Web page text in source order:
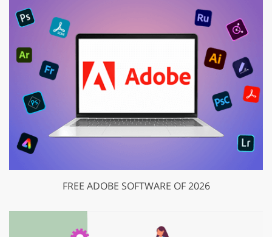
FREE ADOBE SOFTWARE OF 2026